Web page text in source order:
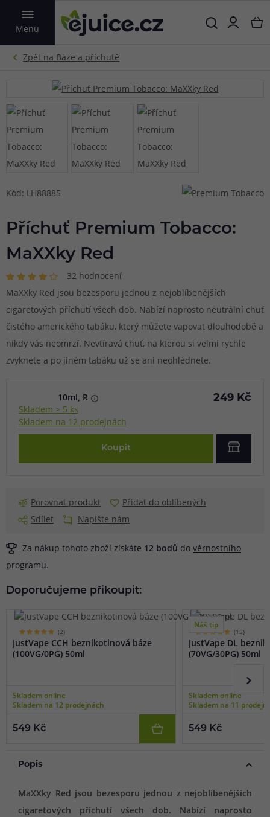
Menu
VYHLEDAT
Kód: LH88885
Příchuť Premium Tobacco:
MaXXky Red
32 hodnocení
MaXXky Red jsou bezesporu jednou z nejoblíbenějších
cigaretových příchutí všech dob. Nabízí naprosto neutrální chuť
čistého amerického tabáku, který můžete vapovat dlouhodobě a
nikdy vás neomrzí. Nevtíravá chuť, na kterou si velmi rychle
zvyknete a po jiném tabáku už se ani neohlédnete.
10ml, R
Skladem > 5 ks
Skladem na 12 prodejnách
249 Kč
Koupit
Porovnat produkt
Přidat do oblíbených
Sdílet
Napište nám
Za nákup tohoto zboží získáte 12 bodů do věrnostního
programu.
Doporučujeme přikoupit:
(2)
JustVape CCH beznikotinová báze
(100VG/0PG) 50ml
Skladem online
Skladem na 12 prodejnách
549 Kč
Náš tip
(15)
JustVape DL
(70VG/30PG) 50ml
Skladem online
Skladem na 11
549 Kč
Popis
MaXXky Red jsou bezesporu jednou z nejoblíbenějších
cigaretových příchutí všech dob. Nabízí naprosto